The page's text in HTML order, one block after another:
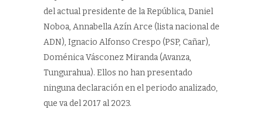
del actual presidente de la República, Daniel
Noboa, Annabella Azín Arce (lista nacional de
ADN), Ignacio Alfonso Crespo (PSP, Cañar),
Doménica Vásconez Miranda (Avanza,
Tungurahua). Ellos no han presentado
ninguna declaración en el periodo analizado,
que va del 2017 al 2023.